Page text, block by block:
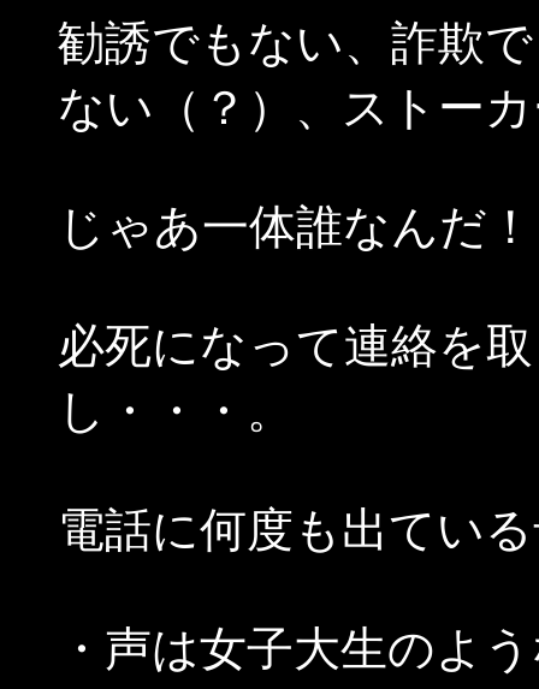
勧誘でもない、詐欺
ない（？）、ストー
じゃあ一体誰なんだ
必死になって連絡を
し・・・。
電話に何度も出てい
・声は女子大生のよ